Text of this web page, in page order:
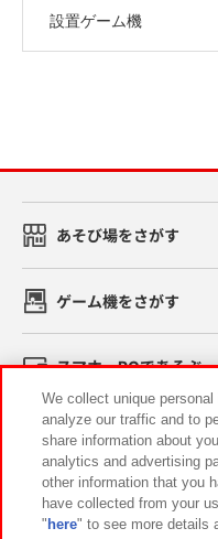
設置ゲーム機
あそび場をさがす
ゲーム機をさがす
スマホ・PCであそぶ
イベント・キャンペーン
We collect unique
analyze our traffic and to
share information about
analytics and advertising
other information that you
have collected from your
" here" to see more details